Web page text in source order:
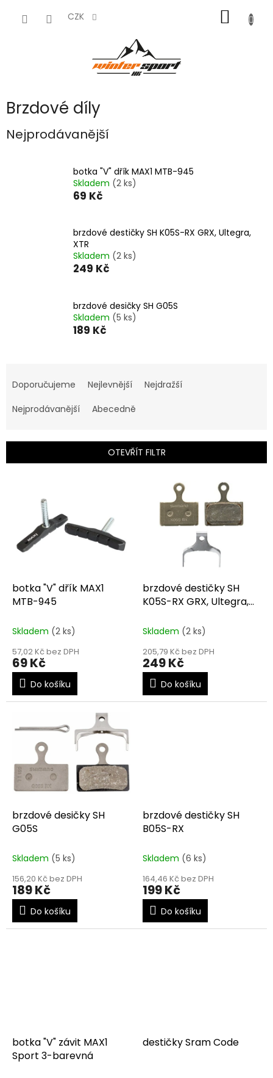
CZK
KOŠÍK
Brzdové díly
Nejprodávanější
botka "V" dřík MAX1 MTB-945
Skladem (2 ks)
69 Kč
brzdové destičky SH K05S-RX GRX, Ultegra,
XTR
Skladem (2 ks)
249 Kč
brzdové desičky SH G05S
Skladem (5 ks)
189 Kč
a
e
í
r
Doporučujeme Nejlevnější
Nejdražší
Nejprodávanější
Abecedně
OTEVŘÍT FILTR
dbotka "V" dřík MAX1
MTB-945
Skladem (2 ks)
57,02 Kč bez DPH
69 Kč
Do košíku
brzdové destičky SH
K05S-RX GRX, Ultegra,
Skladem (2 ks)
205,79 Kč bez DPH
249 Kč
Do košíku
brzdové desičky SH
G05S
Skladem (5 ks)
156,20 Kč bez DPH
189 Kč
Do košíku
brzdové destičky SH
B05S-RX
Skladem (6 ks)
164,46 Kč bez DPH
199 Kč
Do košíku
botka "V" závit MAX1
Sport 3-barevná
destičky Sram Code